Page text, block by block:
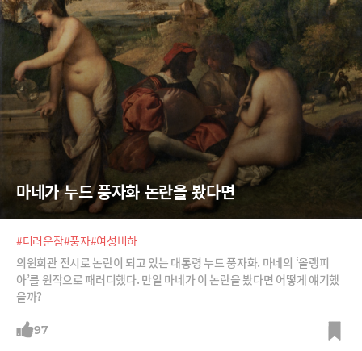
마네가 누드 풍자화 논란을 봤다면
#더러운잠#풍자#여성비하
의원회관 전시로 논란이 되고 있는 대통령 누드 풍자화. 마네의 ‘올랭피
아’를 원작으로 패러디했다. 만일 마네가 이 논란을 봤다면 어떻게 얘기했
을까?
97